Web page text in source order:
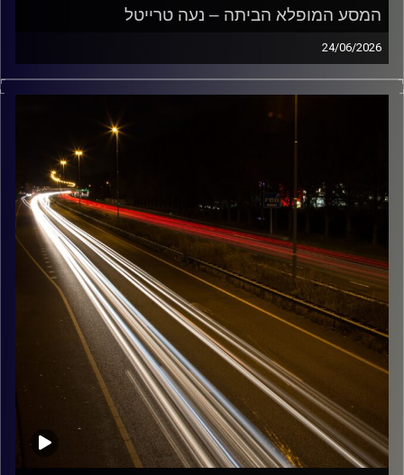
המסע המופלא הביתה – נעה טרייטל
24/06/2026
מוזיקה שתלווה אותנו אחרי יום עבודה ארוך ותחזיר אותנו
הביתה בשלום עם נועה טרייטל
קרדיט תמונות: